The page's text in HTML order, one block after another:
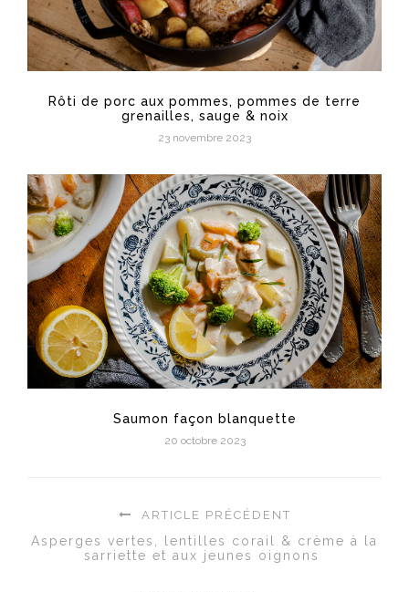
Rôti de porc aux pommes, pommes de terre
grenailles, sauge & noix
23 novembre 2023
Saumon façon blanquette
20 octobre 2023
ARTICLE PRÉCÉDENT
Asperges vertes, lentilles corail & crème à la
sarriette et aux jeunes oignons